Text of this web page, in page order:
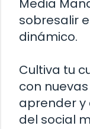
Media
sobresalir
dinámico.
Cultiva tu
con
aprender y
del social